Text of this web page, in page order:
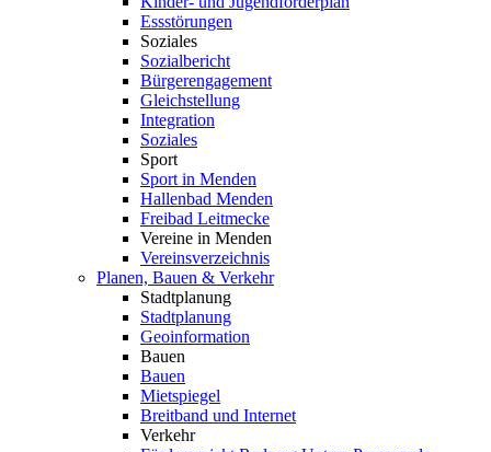
Essstörungen
Soziales
Sozialbericht
Bürgerengagement
Gleichstellung
Integration
Soziales
Sport
Sport in Menden
Hallenbad Menden
Freibad Leitmecke
Vereine in Menden
Vereinsverzeichnis
Planen, Bauen & Verkehr
Stadtplanung
Stadtplanung
Geoinformation
Bauen
Bauen
Mietspiegel
Breitband und Internet
Verkehr